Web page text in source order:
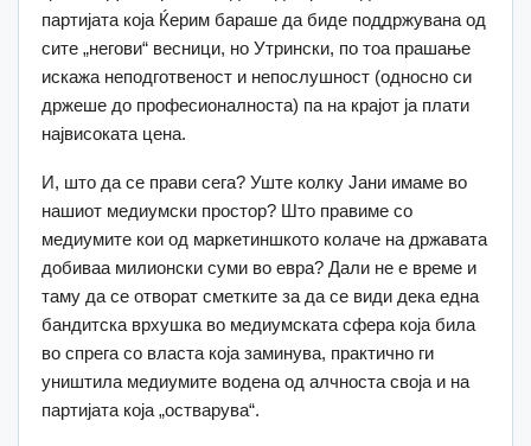
партијата која Ќерим бараше да биде поддржувана од
сите „негови“ весници, но Утрински, по тоа прашање
искажа неподготвеност и непослушност (односно си
држеше до професионалноста) па на крајот ја плати
највисоката цена.
И, што да се прави сега? Уште колку Јани имаме во
нашиот медиумски простор? Што правиме со
медиумите кои од маркетиншкото колаче на државата
добиваа милионски суми во евра? Дали не е време и
таму да се отворат сметките за да се види дека една
бандитска врхушка во медиумската сфера која била
во спрега со власта која заминува, практично ги
уништила медиумите водена од алчноста своја и на
партијата која „остварува“.